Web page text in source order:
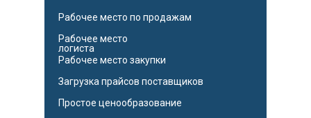
Рабочее место по продажам
Рабочее место
логиста
Рабочее место закупки
Загрузка прайсов поставщиков
Простое ценообразование